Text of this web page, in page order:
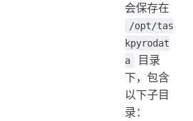
会保存在
/opt/tas
kpyrodat
a
目录
下，包含
以下子目
录：